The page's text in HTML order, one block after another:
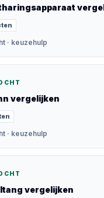
· keuzehulp
vergelijken
· keuzehulp
vergelijken